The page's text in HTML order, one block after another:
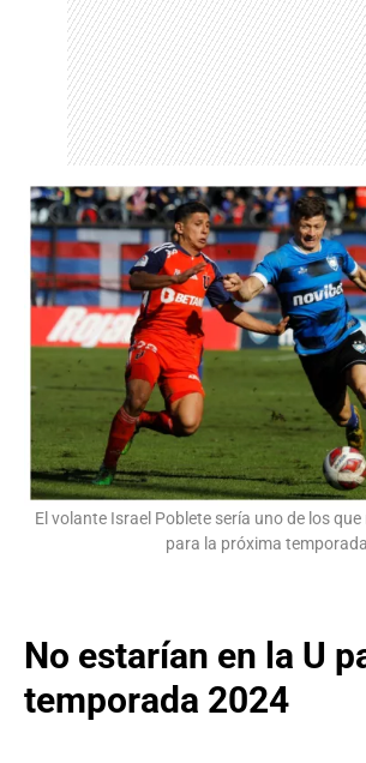
El volante Israel Poblete sería uno de los
para la próxima
No estarían en la U
temporada 2024